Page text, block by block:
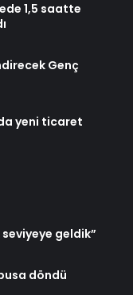
1,5 saatte
Genç
yeni ticaret
geldik”
döndü